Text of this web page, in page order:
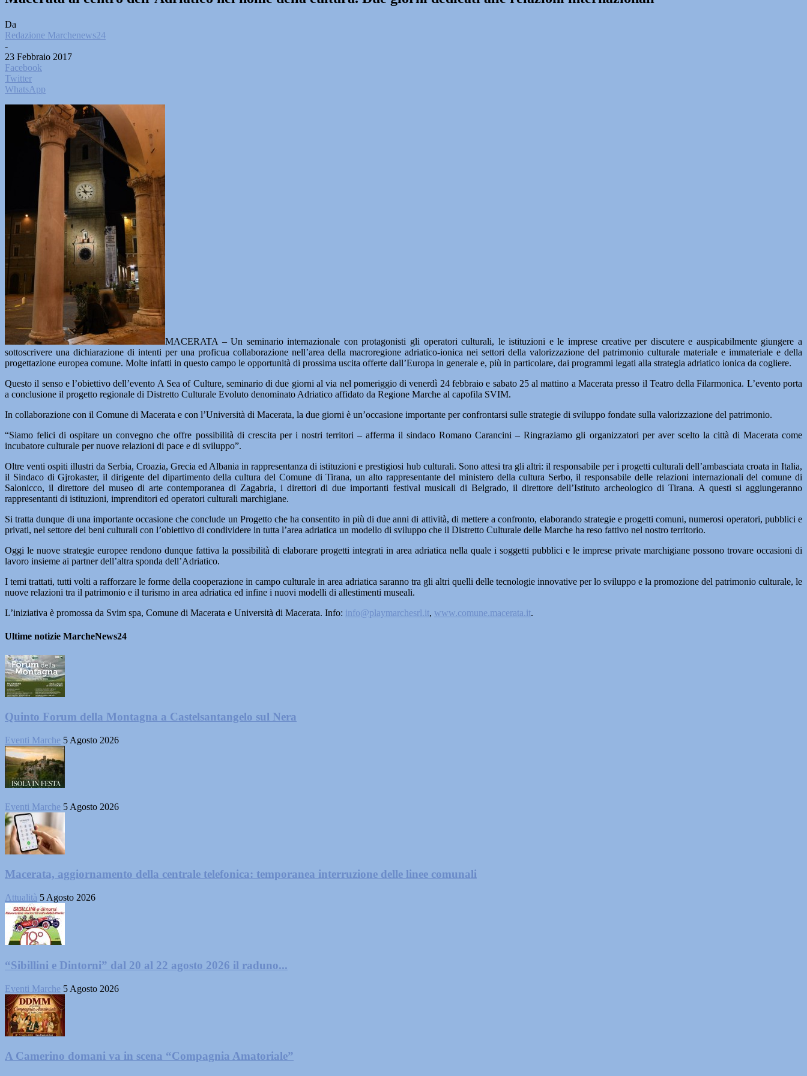
Da
Redazione Marchenews24
-
23 Febbraio 2017
Facebook
Twitter
WhatsApp
MACERATA – Un seminario internazionale con protagonisti gli operatori culturali, le istituzioni e le imprese creative per discutere e auspicabilmente giungere a
sottoscrivere una dichiarazione di intenti per una proficua collaborazione nell’area della macroregione adriatico-ionica nei settori della valorizzazione del patrimonio culturale materiale e immateriale e della
progettazione europea comune. Molte infatti in questo campo le opportunità di prossima uscita offerte dall’Europa in generale e, più in particolare, dai programmi legati alla strategia adriatico ionica da cogliere.
Questo il senso e l’obiettivo dell’evento A Sea of Culture, seminario di due giorni al via nel pomeriggio di venerdì 24 febbraio e sabato 25 al mattino a Macerata presso il Teatro della Filarmonica. L’evento porta
a conclusione il progetto regionale di Distretto Culturale Evoluto denominato Adriatico affidato da Regione Marche al capofila SVIM.
In collaborazione con il Comune di Macerata e con l’Università di Macerata, la due giorni è un’occasione importante per confrontarsi sulle strategie di sviluppo fondate sulla valorizzazione del patrimonio.
“Siamo felici di ospitare un convegno che offre possibilità di crescita per i nostri territori – afferma il sindaco Romano Carancini – Ringraziamo gli organizzatori per aver scelto la città di Macerata come
incubatore culturale per nuove relazioni di pace e di sviluppo”.
Oltre venti ospiti illustri da Serbia, Croazia, Grecia ed Albania in rappresentanza di istituzioni e prestigiosi hub culturali. Sono attesi tra gli altri: il responsabile per i progetti culturali dell’ambasciata croata in Italia,
il Sindaco di Gjrokaster, il dirigente del dipartimento della cultura del Comune di Tirana, un alto rappresentante del ministero della cultura Serbo, il responsabile delle relazioni internazionali del comune di
Salonicco, il direttore del museo di arte contemporanea di Zagabria, i direttori di due importanti festival musicali di Belgrado, il direttore dell’Istituto archeologico di Tirana. A questi si aggiungeranno
rappresentanti di istituzioni, imprenditori ed operatori culturali marchigiane.
Si tratta dunque di una importante occasione che conclude un Progetto che ha consentito in più di due anni di attività, di mettere a confronto, elaborando strategie e progetti comuni, numerosi operatori, pubblici e
privati, nel settore dei beni culturali con l’obiettivo di condividere in tutta l’area adriatica un modello di sviluppo che il Distretto Culturale delle Marche ha reso fattivo nel nostro territorio.
Oggi le nuove strategie europee rendono dunque fattiva la possibilità di elaborare progetti integrati in area adriatica nella quale i soggetti pubblici e le imprese private marchigiane possono trovare occasioni di
lavoro insieme ai partner dell’altra sponda dell’Adriatico.
I temi trattati, tutti volti a rafforzare le forme della cooperazione in campo culturale in area adriatica saranno tra gli altri quelli delle tecnologie innovative per lo sviluppo e la promozione del patrimonio culturale, le
nuove relazioni tra il patrimonio e il turismo in area adriatica ed infine i nuovi modelli di allestimenti museali.
L’iniziativa è promossa da Svim spa, Comune di Macerata e Università di Macerata. Info: info@playmarchesrl.it, www.comune.macerata.it.
Ultime notizie MarcheNews24
Quinto Forum della Montagna a Castelsantangelo sul Nera
Eventi Marche 5 Agosto 2026
Eventi Marche 5 Agosto 2026
Macerata, aggiornamento della centrale telefonica: temporanea interruzione delle linee comunali
Attualità 5 Agosto 2026
“Sibillini e Dintorni” dal 20 al 22 agosto 2026 il raduno...
Eventi Marche 5 Agosto 2026
A Camerino domani va in scena “Compagnia Amatoriale”